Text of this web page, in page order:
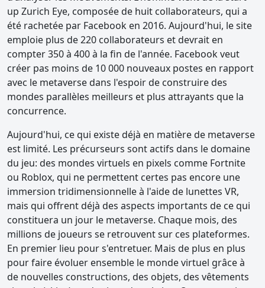
up Zurich Eye, composée de huit collaborateurs, qui a
été rachetée par Facebook en 2016. Aujourd'hui, le site
emploie plus de 220 collaborateurs et devrait en
compter 350 à 400 à la fin de l'année. Facebook veut
créer pas moins de 10 000 nouveaux postes en rapport
avec le metaverse dans l'espoir de construire des
mondes parallèles meilleurs et plus attrayants que la
concurrence.
Aujourd'hui, ce qui existe déjà en matière de metaverse
est limité. Les précurseurs sont actifs dans le domaine
du jeu: des mondes virtuels en pixels comme Fortnite
ou Roblox, qui ne permettent certes pas encore une
immersion tridimensionnelle à l'aide de lunettes VR,
mais qui offrent déjà des aspects importants de ce qui
constituera un jour le metaverse. Chaque mois, des
millions de joueurs se retrouvent sur ces plateformes.
En premier lieu pour s'entretuer. Mais de plus en plus
pour faire évoluer ensemble le monde virtuel grâce à
de nouvelles constructions, des objets, des vêtements